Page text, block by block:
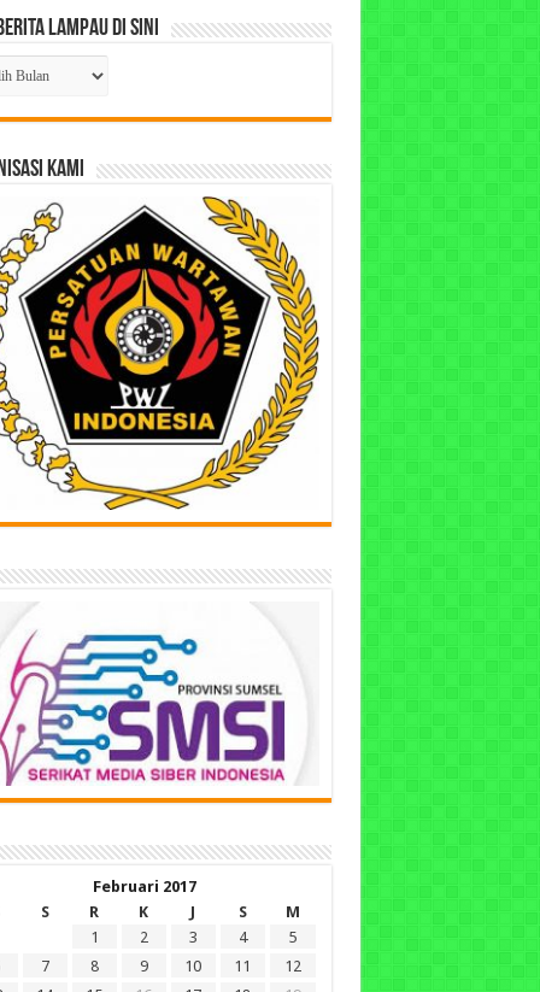
Lampau di Sini
KAMI
Februari 2017
S R K J S
M
1
2 3 4
5
7 8 9 10 11
12